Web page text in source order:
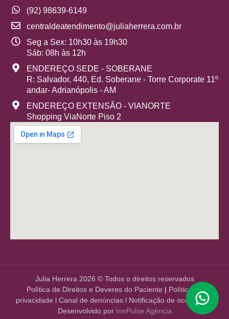
(92) 98639-6149
centraldeatendimento@juliaherrera.com.br
Seg a Sex: 10h30 às 19h30
Sáb: 08h às 12h
ENDEREÇO SEDE - SOBERANE
R: Salvador, 440, Ed. Soberane - Torre Corporate 11º
andar- Adrianópolis - AM
ENDEREÇO EXTENSÃO - VIANORTE
Shopping ViaNorte Piso 2
Julia Herrera 2026 © Todos o direitos reservados
Política de Direitos e Deveres do Paciente | Política de
privacidade l Canal de denúncias l Notificação de ocorrência
Desenvolvido por InnPulse Agência